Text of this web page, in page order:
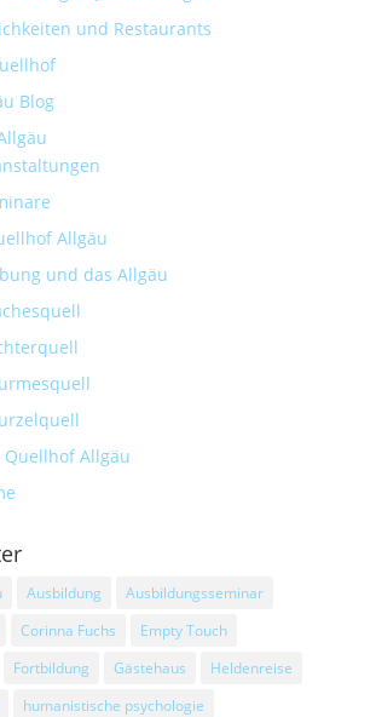
und Restaurants
Blog
Allgäu
und das Allgäu
Allgäu
Ausbildung
Ausbildungsseminar
Corinna Fuchs
Empty Touch
Fortbildung Gästehaus
Heldenreise
humanistische psychologie